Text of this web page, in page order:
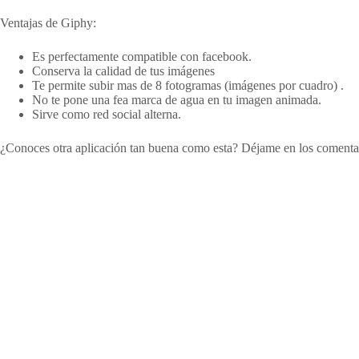
Ventajas de Giphy:
Es perfectamente compatible con facebook.
Conserva la calidad de tus imágenes
Te permite subir mas de 8 fotogramas (imágenes por cuadro) .
No te pone una fea marca de agua en tu imagen animada.
Sirve como red social alterna.
¿Conoces otra aplicación tan buena como esta? Déjame en los